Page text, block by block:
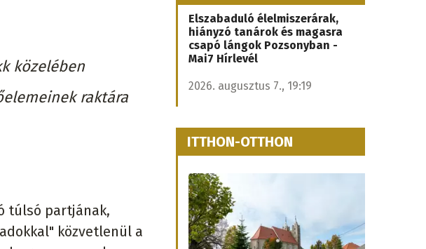
közelében
raktára
túlsó partjának,
közvetlenül a
Elszabaduló élelmiszerárak,
hiányzó tanárok és magasra
csapó lángok Pozsonyban -
Mai7 Hírlevél
2026. augusztus 7., 19:19
ITTHON-OTTHON